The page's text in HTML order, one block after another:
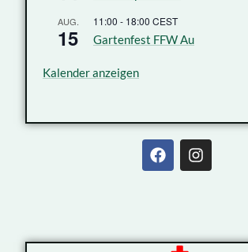
AUG.
15
11:00 - 18:00 CEST
Gartenfest FFW Au
Kalender anzeigen